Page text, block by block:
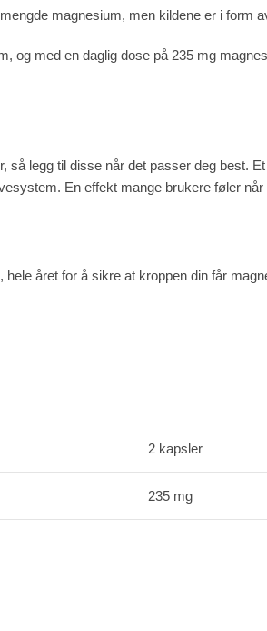
magnesium, men kildene er i form
og med en daglig dose på 235 mg
legg til disse når det passer deg best.
En effekt mange brukere føler
året for å sikre at kroppen din får
2 kapsler
235 mg